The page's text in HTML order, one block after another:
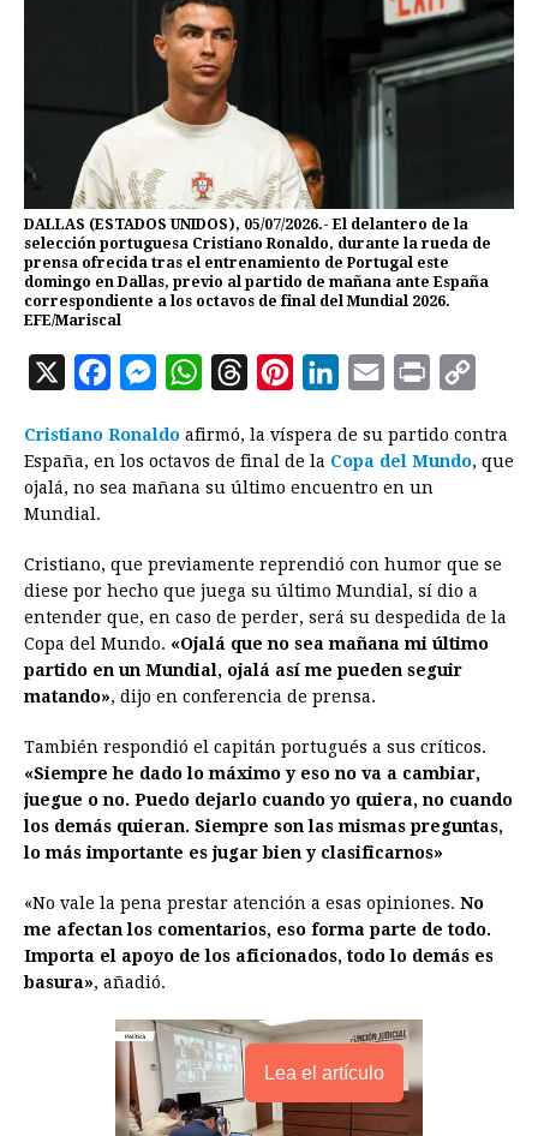
DALLAS (ESTADOS UNIDOS), 05/07/2026.- El delantero de la
selección portuguesa Cristiano Ronaldo, durante la rueda de
prensa ofrecida tras el entrenamiento de Portugal este
domingo en Dallas, previo al partido de mañana ante España
correspondiente a los octavos de final del Mundial 2026.
EFE/Mariscal
X
c
e
o
k
M
s
s
g
e
r
W
a
t
p
p
r
e
s
n
t
e
s
t
n
k
d
I
n
a
i
i
n
p
k
Cristiano Ronaldo afirmó, la víspera de su partido contra
España, en los octavos de final de la Copa del Mundo, que
ojalá, no sea mañana su último encuentro en un
Mundial.
Cristiano, que previamente reprendió con humor que se
diese por hecho que juega su último Mundial, sí dio a
entender que, en caso de perder, será su despedida de la
Copa del Mundo. «Ojalá que no sea mañana mi último
partido en un Mundial, ojalá así me pueden seguir
matando», dijo en conferencia de prensa.
También respondió el capitán portugués a sus críticos.
«Siempre he dado lo máximo y eso no va a cambiar,
juegue o no. Puedo dejarlo cuando yo quiera, no cuando
los demás quieran. Siempre son las mismas preguntas,
lo más importante es jugar bien y clasificarnos»
«No vale la pena prestar atención a esas opiniones. No
me afectan los comentarios, eso forma parte de todo.
Importa el apoyo de los aficionados, todo lo demás es
basura», añadió.
Lea el artículo